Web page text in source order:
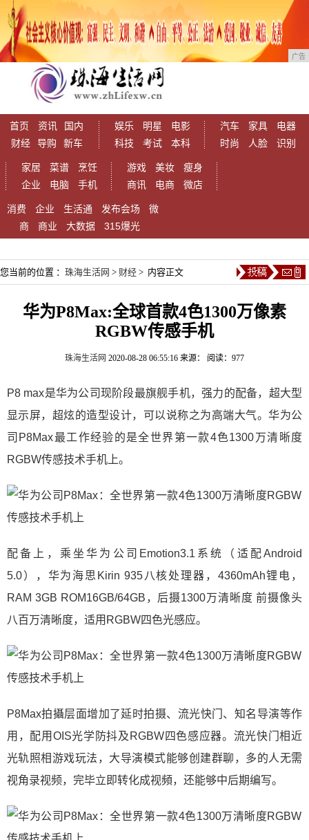
广告
首页 资讯
国内
财经
导购 新车
娱乐 明星
电影
科技
考试 本科
汽车 家具
电器
时尚
人脸 识别
家居 菜谱
烹饪
企业
电脑 手机
游戏 美妆
瘦身
商讯
电商 微店
消费 企业 生活通 发布会场
微
商
商业 大数据 315爆光
您当前的位置 ： 珠海生活网 > 财经 > 内容正文
华为P8Max:全球首款4色1300万像素
RGBW传感手机
珠海生活网 2020-08-28 06:55:16 来源： 阅读：977
P8 max是华为公司现阶段最旗舰手机，强力的配备，超大型
显示屏，超炫的造型设计，可以说称之为高端大气。华为公
司P8Max最工作经验的是全世界第一款4色1300万清晰度
RGBW传感技术手机上。
配备上，乘坐华为公司Emotion3.1系统（适配Android
5.0）， 华为海思Kirin 935八核处理器， 4360mAh锂电，
RAM 3GB ROM16GB/64GB， 后摄1300万清晰度 前摄像头
八百万清晰度，适用RGBW四色光感应。
P8Max拍攝层面增加了延时拍摄、流光快门、知名导演等作
用，配用OIS光学防抖及RGBW四色感应器。 流光快门相近
光轨照相游戏玩法，大导演模式能够创建群聊，多的人无需
视角录视频，完毕立即转化成视頻，还能够中后期编写。